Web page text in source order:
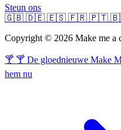
Steun ons
🇬🇧 🇩🇪 🇪🇸 🇫🇷 🇵🇹
Copyright © 2026 Make me a
🍸 🍸 De gloednieuwe Make
hem nu